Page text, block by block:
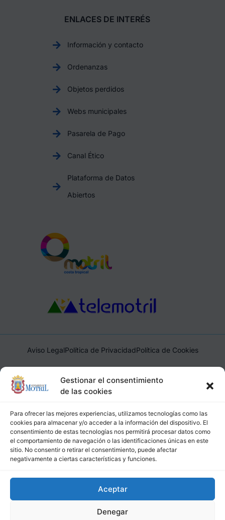
Gestionar el consentimiento
de las cookies
Para ofrecer las mejores experiencias, utilizamos tecnologías como las
cookies para almacenar y/o acceder a la información del dispositivo. El
consentimiento de estas tecnologías nos permitirá procesar datos como
el comportamiento de navegación o las identificaciones únicas en este
sitio. No consentir o retirar el consentimiento, puede afectar
negativamente a ciertas características y funciones.
Aceptar
Denegar
ENLACES DE INTERÉS
Información y contacto
Ordenanzas
Objetos perdidos
Webs municipales
Pasarela de Pago
Canal Ético
Plataforma de Datos
Abiertos
Aviso LegalPolítica de PrivacidadPolítica de Cookies
Ayuntamiento de Motril, Plaza de España, 1, 18600, Motril,
(Granada), CIF: P1814200J, DIR3: L01181400